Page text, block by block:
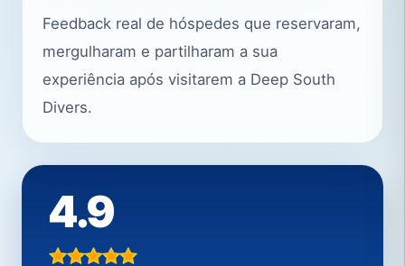
Feedback real de hóspedes que reservaram,
mergulharam e partilharam a sua
experiência após visitarem a Deep South
Divers.
4.9